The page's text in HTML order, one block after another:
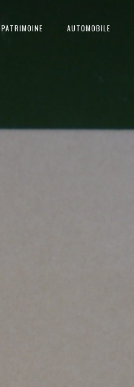
PATRIMOINE AUTOMOBILE